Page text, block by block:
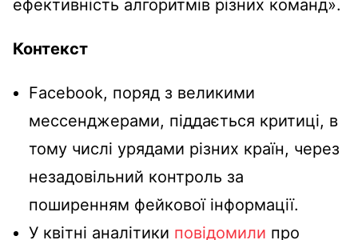
ефективність алгоритмів різних команд».
Контекст
Facebook, поряд з великими
мессенджерами, піддається критиці, в
тому числі урядами різних країн, через
незадовільний контроль за
поширенням фейкової інформації.
У квітні аналітики повідомили про